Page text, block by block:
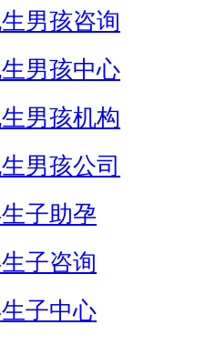
男孩咨询
男孩中心
男孩机构
男孩公司
子助孕
子咨询
子中心